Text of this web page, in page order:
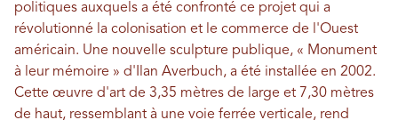
politiques auxquels a été confronté ce projet qui a
révolutionné la colonisation et le commerce de l'Ouest
américain. Une nouvelle sculpture publique, « Monument
à leur mémoire » d'Ilan Averbuch, a été installée en 2002.
Cette œuvre d'art de 3,35 mètres de large et 7,30 mètres
de haut, ressemblant à une voie ferrée verticale, rend